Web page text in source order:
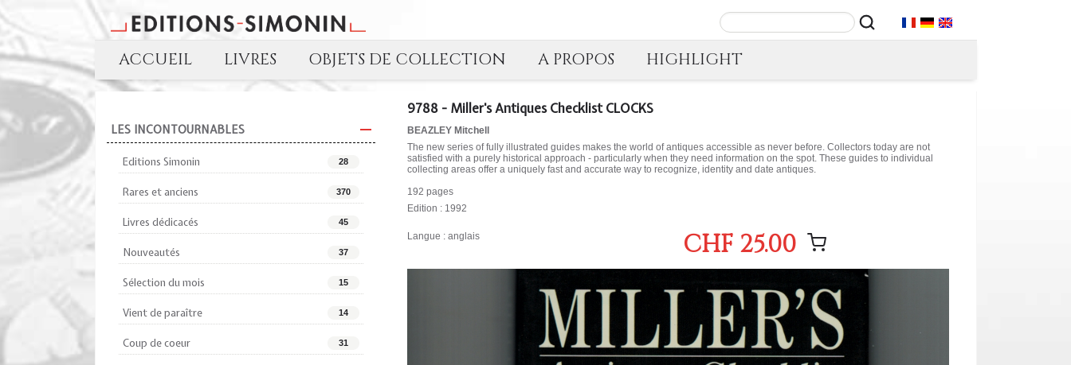
ACCUEIL LIVRES OBJETS DE COLLECTION A PROPOS HIGHLIGHT
LES INCONTOURNABLES
Editions Simonin 28
Rares et anciens 370
Livres dédicacés 45
Nouveautés 37
Sélection du mois 15
Vient de paraître 14
Coup de coeur 31
9788 - Miller's Antiques Checklist CLOCKS
BEAZLEY Mitchell
The new series of fully illustrated guides makes the world of antiques accessible as never before. Collectors today are not
satisfied with a purely historical approach - particularly when they need information on the spot. These guides to individual
collecting areas offer a uniquely fast and accurate way to recognize, identity and date antiques.
192 pages
Edition : 1992
Langue : anglais CHF 25.00